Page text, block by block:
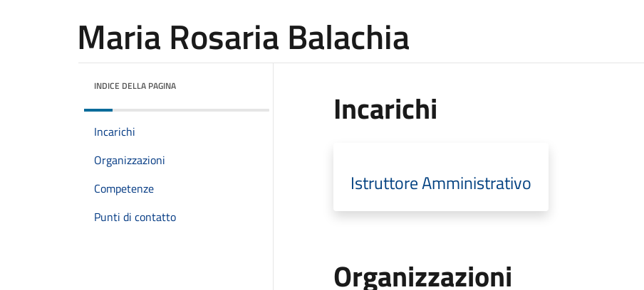
Maria Rosaria Balachia
INDICE DELLA PAGINA
Incarichi
Organizzazioni
Competenze
Punti di contatto
Incarichi
Istruttore Amministrativo
Organizzazioni